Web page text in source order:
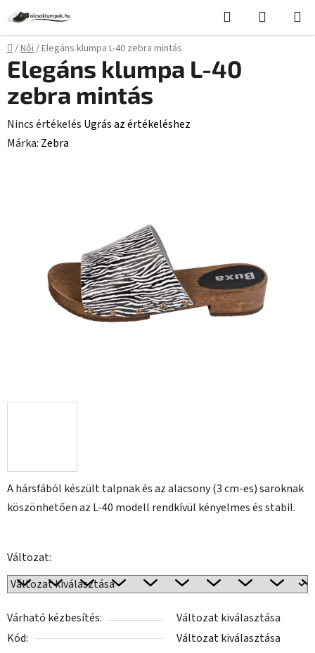
fő
tartalomhoz
Keresés KOSÁR
Kezdőlap
/Női/Elegáns klumpa L-40 zebra mintás
A hársfából készült talpnak és az alacsony (3 cm-es) saroknak
köszönhetően az L-40 modell rendkívül kényelmes és stabil.
Változat:
Várható kézbesítés:
Változat kiválasztása
Kód:
Változat kiválasztása
Elegáns klumpa L-40
zebra mintás
A
termék
Nincs értékelés Ugrás az értékeléshez
Márka: Zebra